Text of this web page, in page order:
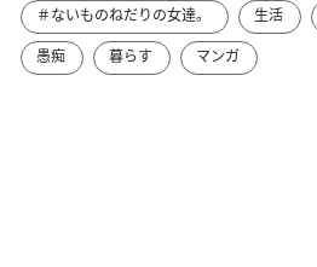
＃ないものねだりの女達。 生活
愚痴
暮らす マンガ